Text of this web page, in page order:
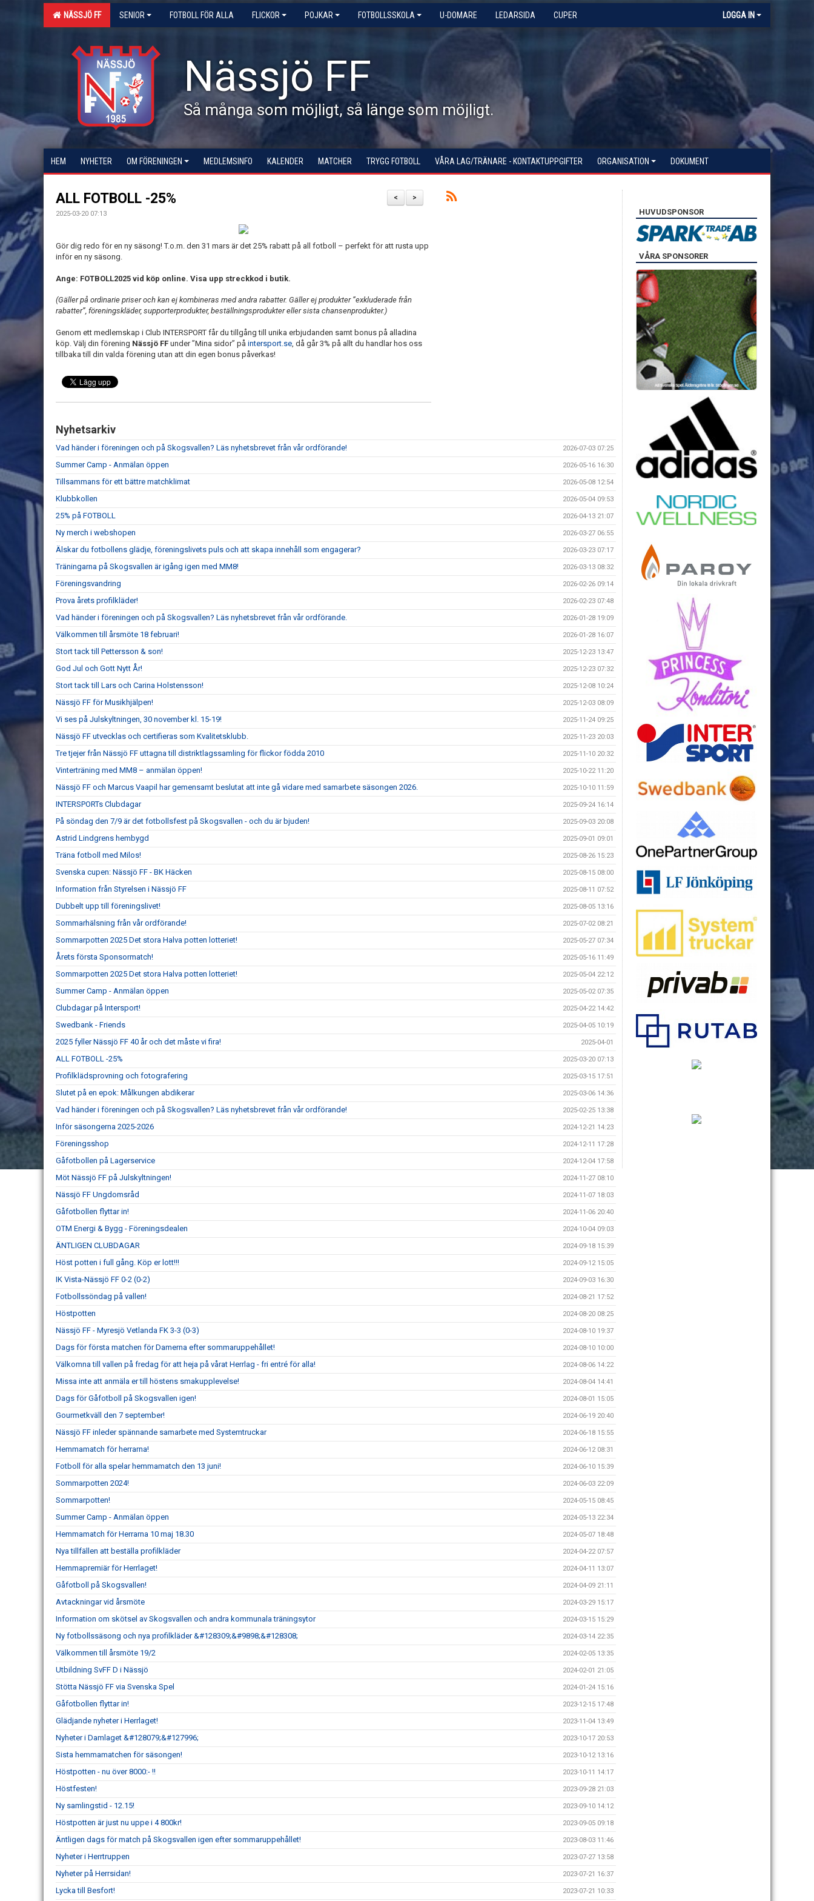
NÄSSJÖ FF SENIOR FOTBOLL FÖR ALLA FLICKOR POJKAR FOTBOLLSSKOLA U-DOMARE LEDARSIDA CUPER LOGGA IN
Nässjö FF
Så många som möjligt, så länge som möjligt.
HEM NYHETER OM FÖRENINGEN MEDLEMSINFO KALENDER MATCHER TRYGG FOTBOLL VÅRA LAG/TRÄNARE - KONTAKTUPPGIFTER ORGANISATION DOKUMENT
>
<
ALL FOTBOLL -25%
2025-03-20 07:13
Gör dig redo för en ny säsong! T.o.m. den 31 mars är det 25% rabatt på all fotboll – perfekt för att rusta upp
inför en ny säsong.
Ange: FOTBOLL2025 vid köp online. Visa upp streckkod i butik.
(Gäller på ordinarie priser och kan ej kombineras med andra rabatter. Gäller ej produkter ”exkluderade från
rabatter”, föreningskläder, supporterprodukter, beställningsprodukter eller sista chansenprodukter.)
Genom ett medlemskap i Club INTERSPORT får du tillgång till unika erbjudanden samt bonus på alladina
köp. Välj din förening Nässjö FF under ”Mina sidor” på intersport.se, då går 3% på allt du handlar hos oss
tillbaka till din valda förening utan att din egen bonus påverkas!
Nyhetsarkiv
Vad händer i föreningen och på Skogsvallen? Läs nyhetsbrevet från vår ordförande! 2026-07-03 07:25
Summer Camp - Anmälan öppen 2026-05-16 16:30
Tillsammans för ett bättre matchklimat 2026-05-08 12:54
Klubbkollen 2026-05-04 09:53
25% på FOTBOLL 2026-04-13 21:07
Ny merch i webshopen 2026-03-27 06:55
Älskar du fotbollens glädje, föreningslivets puls och att skapa innehåll som engagerar? 2026-03-23 07:17
Träningarna på Skogsvallen är igång igen med MM8! 2026-03-13 08:32
Föreningsvandring 2026-02-26 09:14
Prova årets profilkläder! 2026-02-23 07:48
Vad händer i föreningen och på Skogsvallen? Läs nyhetsbrevet från vår ordförande. 2026-01-28 19:09
Välkommen till årsmöte 18 februari! 2026-01-28 16:07
Stort tack till Pettersson & son! 2025-12-23 13:47
God Jul och Gott Nytt År! 2025-12-23 07:32
Stort tack till Lars och Carina Holstensson! 2025-12-08 10:24
Nässjö FF för Musikhjälpen! 2025-12-03 08:09
Vi ses på Julskyltningen, 30 november kl. 15-19! 2025-11-24 09:25
Nässjö FF utvecklas och certifieras som Kvalitetsklubb. 2025-11-23 20:03
Tre tjejer från Nässjö FF uttagna till distriktlagssamling för flickor födda 2010 2025-11-10 20:32
Vinterträning med MM8 – anmälan öppen! 2025-10-22 11:20
Nässjö FF och Marcus Vaapil har gemensamt beslutat att inte gå vidare med samarbete säsongen 2026. 2025-10-10 11:59
INTERSPORTs Clubdagar 2025-09-24 16:14
På söndag den 7/9 är det fotbollsfest på Skogsvallen - och du är bjuden! 2025-09-03 20:08
Astrid Lindgrens hembygd 2025-09-01 09:01
Träna fotboll med Milos! 2025-08-26 15:23
Svenska cupen: Nässjö FF - BK Häcken 2025-08-15 08:00
Information från Styrelsen i Nässjö FF 2025-08-11 07:52
Dubbelt upp till föreningslivet! 2025-08-05 13:16
Sommarhälsning från vår ordförande! 2025-07-02 08:21
Sommarpotten 2025 Det stora Halva potten lotteriet! 2025-05-27 07:34
Årets första Sponsormatch! 2025-05-16 11:49
Sommarpotten 2025 Det stora Halva potten lotteriet! 2025-05-04 22:12
Summer Camp - Anmälan öppen 2025-05-02 07:35
Clubdagar på Intersport! 2025-04-22 14:42
Swedbank - Friends 2025-04-05 10:19
2025 fyller Nässjö FF 40 år och det måste vi fira! 2025-04-01
ALL FOTBOLL -25% 2025-03-20 07:13
Profilklädsprovning och fotografering 2025-03-15 17:51
Slutet på en epok: Målkungen abdikerar 2025-03-06 14:36
Vad händer i föreningen och på Skogsvallen? Läs nyhetsbrevet från vår ordförande! 2025-02-25 13:38
Inför säsongerna 2025-2026 2024-12-21 14:23
Föreningsshop 2024-12-11 17:28
Gåfotbollen på Lagerservice 2024-12-04 17:58
Möt Nässjö FF på Julskyltningen! 2024-11-27 08:10
Nässjö FF Ungdomsråd 2024-11-07 18:03
Gåfotbollen flyttar in! 2024-11-06 20:40
OTM Energi & Bygg - Föreningsdealen 2024-10-04 09:03
ÄNTLIGEN CLUBDAGAR 2024-09-18 15:39
Höst potten i full gång. Köp er lott!!! 2024-09-12 15:05
IK Vista-Nässjö FF 0-2 (0-2) 2024-09-03 16:30
Fotbollssöndag på vallen! 2024-08-21 17:52
Höstpotten 2024-08-20 08:25
Nässjö FF - Myresjö Vetlanda FK 3-3 (0-3) 2024-08-10 19:37
Dags för första matchen för Damerna efter sommaruppehållet! 2024-08-10 10:00
Välkomna till vallen på fredag för att heja på vårat Herrlag - fri entré för alla! 2024-08-06 14:22
Missa inte att anmäla er till höstens smakupplevelse! 2024-08-04 14:41
Dags för Gåfotboll på Skogsvallen igen! 2024-08-01 15:05
Gourmetkväll den 7 september! 2024-06-19 20:40
Nässjö FF inleder spännande samarbete med Systemtruckar 2024-06-18 15:55
Hemmamatch för herrarna! 2024-06-12 08:31
Fotboll för alla spelar hemmamatch den 13 juni! 2024-06-10 15:39
Sommarpotten 2024! 2024-06-03 22:09
Sommarpotten! 2024-05-15 08:45
Summer Camp - Anmälan öppen 2024-05-13 22:34
Hemmamatch för Herrarna 10 maj 18.30 2024-05-07 18:48
Nya tillfällen att beställa profilkläder 2024-04-22 07:57
Hemmapremiär för Herrlaget! 2024-04-11 13:07
Gåfotboll på Skogsvallen! 2024-04-09 21:11
Avtackningar vid årsmöte 2024-03-29 15:17
Information om skötsel av Skogsvallen och andra kommunala träningsytor 2024-03-15 15:29
Ny fotbollssäsong och nya profilkläder &#128309;&#9898;&#128308; 2024-03-14 22:35
Välkommen till årsmöte 19/2 2024-02-05 13:35
Utbildning SvFF D i Nässjö 2024-02-01 21:05
Stötta Nässjö FF via Svenska Spel 2024-01-24 15:16
Gåfotbollen flyttar in! 2023-12-15 17:48
Glädjande nyheter i Herrlaget! 2023-11-04 13:49
Nyheter i Damlaget &#128079;&#127996; 2023-10-17 20:53
Sista hemmamatchen för säsongen! 2023-10-12 13:16
Höstpotten - nu över 8000:- !! 2023-10-11 14:17
Höstfesten! 2023-09-28 21:03
Ny samlingstid - 12.15! 2023-09-10 14:12
Höstpotten är just nu uppe i 4 800kr! 2023-09-05 09:18
Äntligen dags för match på Skogsvallen igen efter sommaruppehållet! 2023-08-03 11:46
Nyheter i Herrtruppen 2023-07-27 13:58
Nyheter på Herrsidan! 2023-07-21 16:37
Lycka till Besfort! 2023-07-21 10:33
HUVUDSPONSOR
VÅRA SPONSORER